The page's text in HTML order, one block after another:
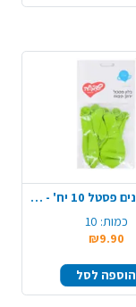
שקית בלונים פסטל 10 יח' - ירוק תפוח
כמות: 10
₪9.90
הוספה לסל